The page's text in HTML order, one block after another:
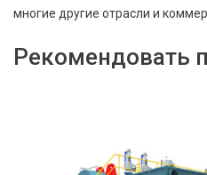
многие другие отрасли и
Рекомендовать